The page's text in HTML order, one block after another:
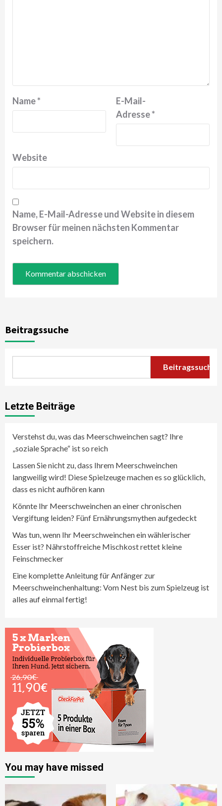
Name*
E-Mail-
Adresse*
Website
Name, E-Mail-Adresse und Website in diesem
Browser für meinen nächsten Kommentar
speichern.
Beitragssuche
Beitragssuche
Letzte Beiträge
Verstehst du, was das Meerschweinchen sagt? Ihre
„soziale Sprache“ ist so reich
Lassen Sie nicht zu, dass Ihrem Meerschweinchen
langweilig wird! Diese Spielzeuge machen es so glücklich,
dass es nicht aufhören kann
Könnte Ihr Meerschweinchen an einer chronischen
Vergiftung leiden? Fünf Ernährungsmythen aufgedeckt
Was tun, wenn Ihr Meerschweinchen ein wählerischer
Esser ist? Nährstoffreiche Mischkost rettet kleine
Feinschmecker
Eine komplette Anleitung für Anfänger zur
Meerschweinchenhaltung: Vom Nest bis zum Spielzeug ist
alles auf einmal fertig!
You may have missed